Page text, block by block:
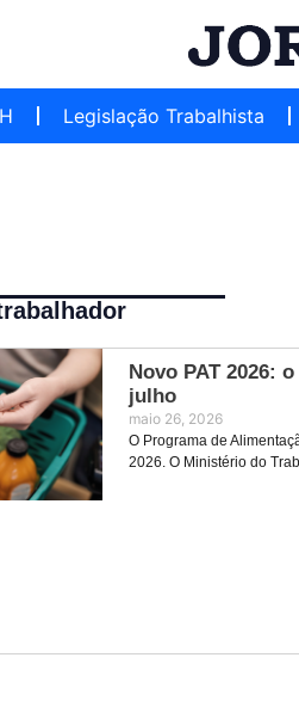
Legislação Trabalhista
Novo PAT 2026:
julho
maio 26, 2026
O Programa de
2026. O Ministério do